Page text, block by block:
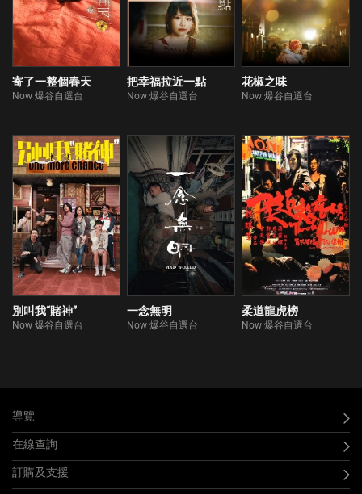
寄了一整個春天
Now 爆谷自選台
把幸福拉近一點
Now 爆谷自選台
花椒之味
Now 爆谷自選台
別叫我“賭神”
Now 爆谷自選台
一念無明
Now 爆谷自選台
柔道龍虎榜
Now 爆谷自選台
導覽
在線查詢
訂購及支援